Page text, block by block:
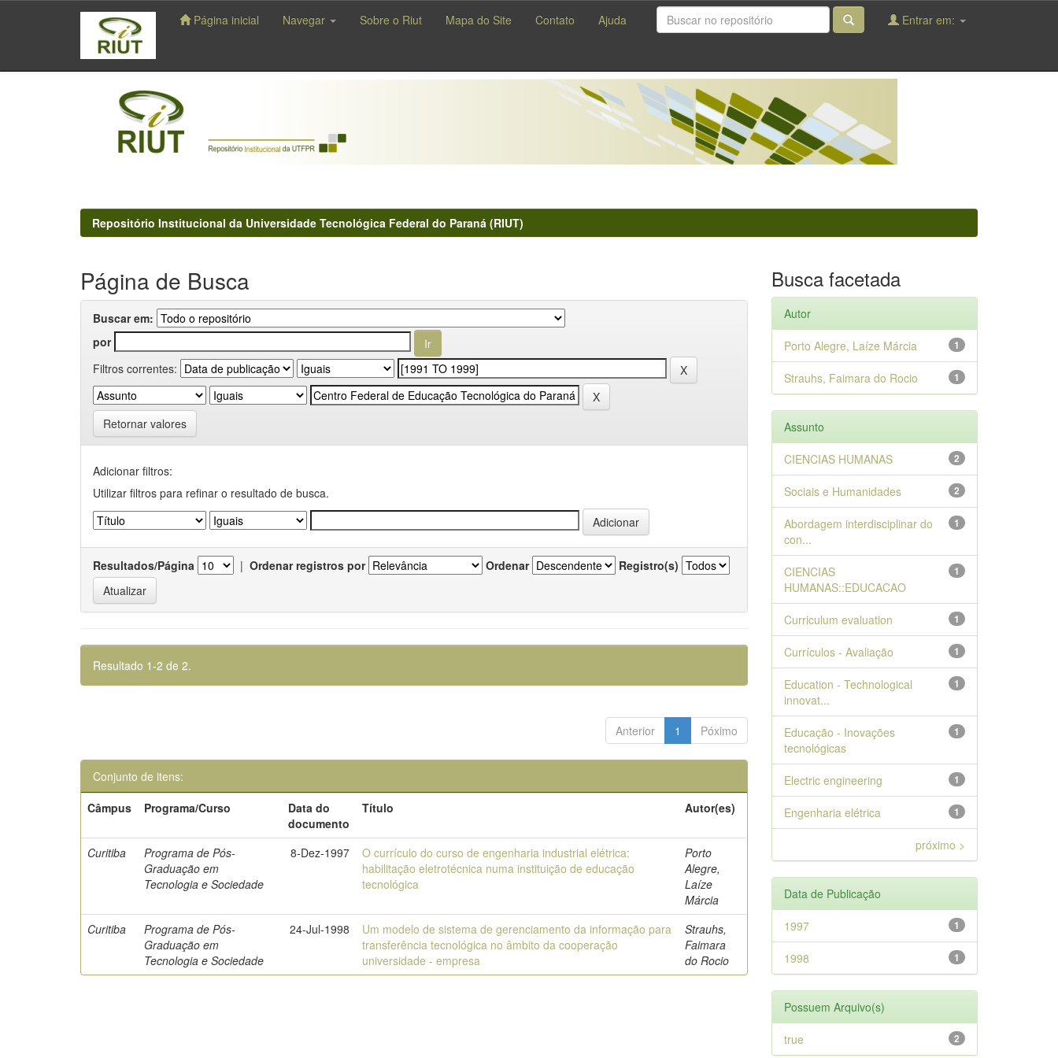
navigation
Página inicial Navegar Sobre o Riut Mapa do Site Contato Ajuda Entrar em:
Repositório Institucional da Universidade Tecnológica Federal do Paraná (RIUT)
Página de Busca
Buscar em:
por
Filtros correntes:
Retornar valores
Adicionar filtros:
Utilizar filtros para refinar o resultado de busca.
Resultados/Página | Ordenar registros por Ordenar Registro(s)
Resultado 1-2 de 2.
Anterior 1 Póximo
Conjunto de itens:
Câmpus
Programa/Curso
Data do
documento
Título Autor(es)
Curitiba
Programa de Pós-
Graduação em
Tecnologia e Sociedade
8-Dez-1997
O currículo do curso de engenharia industrial elétrica:
habilitação eletrotécnica numa instituição de educação
tecnológica
Porto
Alegre,
Laíze
Márcia
Curitiba
Programa de Pós-
Graduação em
Tecnologia e Sociedade
24-Jul-1998
Um modelo de sistema de gerenciamento da informação para
transferência tecnológica no âmbito da cooperação
universidade - empresa
Strauhs,
Faimara
do Rocio
Busca facetada
Autor
1
Porto Alegre, Laíze Márcia
1
Strauhs, Faimara do Rocio
Assunto
2
CIENCIAS HUMANAS
2
Sociais e Humanidades
1
Abordagem interdisciplinar do
con...
1
CIENCIAS
HUMANAS::EDUCACAO
1
Curriculum evaluation
1
Currículos - Avaliação
1
Education - Technological
innovat...
1
Educação - Inovações
tecnológicas
1
Electric engineering
1
Engenharia elétrica
próximo >
Data de Publicação
1
1997
1
1998
Possuem Arquivo(s)
2
true